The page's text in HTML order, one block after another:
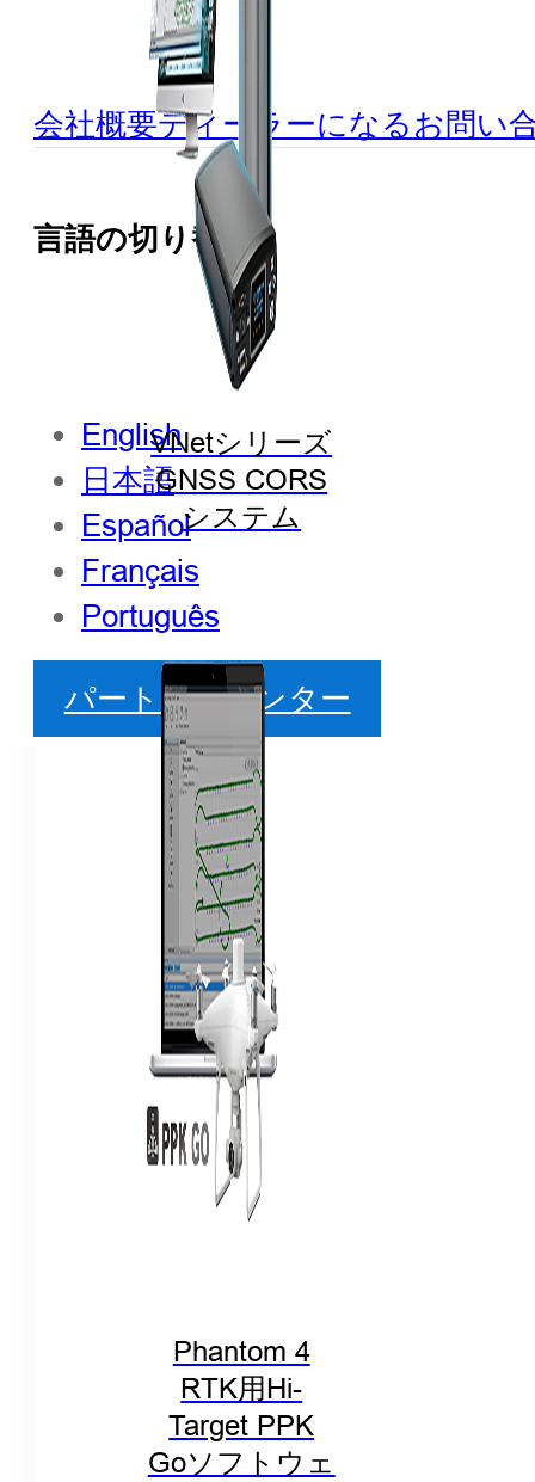
VNetシリーズ
GNSS CORS
システム
Phantom 4
RTK用Hi-
Target PPK
Goソフトウェ
会社概要ディーラーになるお問い
言語の切り替え
English
日本語
Español
Français
Português
パートナーセンター